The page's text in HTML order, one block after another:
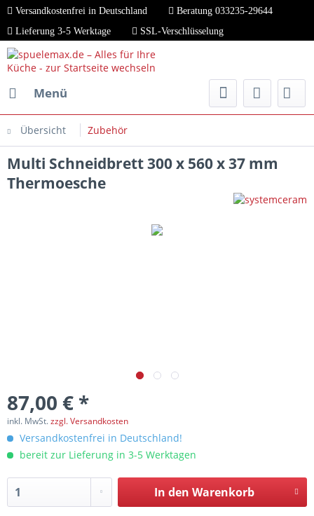
Versandkostenfrei in Deutschland
Beratung 033235-29644
Lieferung 3-5 Werktage
SSL-Verschlüsselung
Menü
Übersicht Zubehör
Multi Schneidbrett 300 x 560 x 37 mm
Thermoesche
87,00 € *
inkl. MwSt.zzgl. Versandkosten
Versandkostenfrei in Deutschland!
bereit zur Lieferung in 3-5 Werktagen
In den Warenkorb